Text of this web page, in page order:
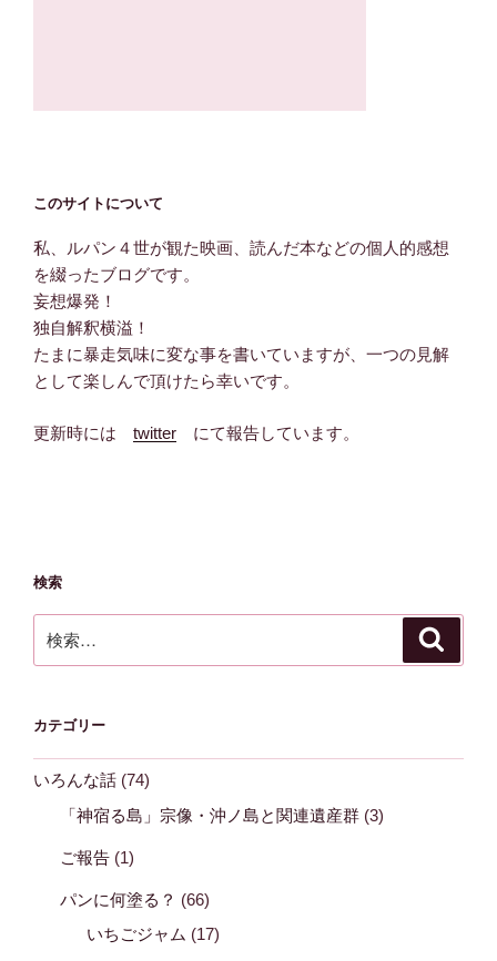
このサイトについて
私、ルパン４世が観た映画、読んだ本などの個人的感想
を綴ったブログです。
妄想爆発！
独自解釈横溢！
たまに暴走気味に変な事を書いていますが、一つの見解
として楽しんで頂けたら幸いです。
更新時には twitter にて報告しています。
検索
索:
カテゴリー
いろんな話 (74)
「神宿る島」宗像・沖ノ島と関連遺産群 (3)
ご報告 (1)
パンに何塗る？ (66)
いちごジャム (17)